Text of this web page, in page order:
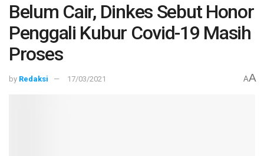
Belum Cair, Dinkes Sebut Honor
Penggali Kubur Covid-19 Masih
Proses
by Redaksi 17/03/2021 AA